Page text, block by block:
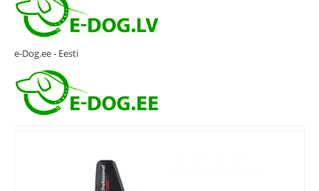
e-Dog.ee - Eesti